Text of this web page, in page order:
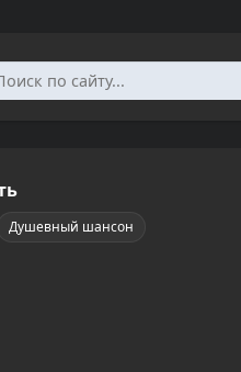
Душевный шансон